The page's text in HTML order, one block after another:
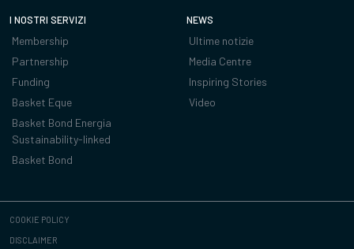
I NOSTRI SERVIZI
Membership
Partnership
Funding
Basket Eque
Basket Bond Energia
Sustainability-linked
Basket Bond
NEWS
Ultime notizie
Media Centre
Inspiring Stories
Video
COOKIE POLICY
DISCLAIMER